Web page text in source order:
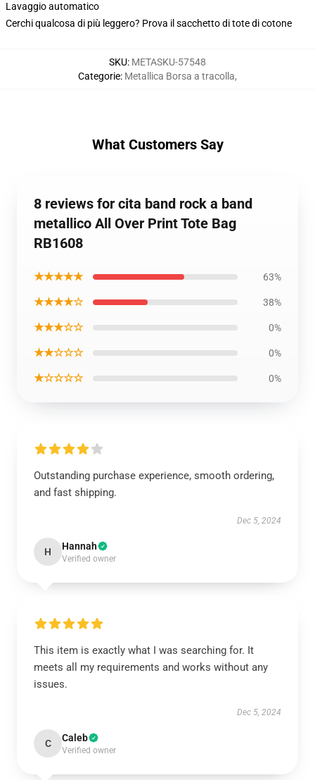
Lavaggio automatico
Cerchi qualcosa di più leggero? Prova il sacchetto di tote di cotone
SKU: METASKU-57548
Categorie: Metallica Borsa a tracolla,
What Customers Say
8 reviews for cita band rock a band
metallico All Over Print Tote Bag
RB1608
★★★★★ 63%
★★★★☆ 38%
★★★☆☆ 0%
★★☆☆☆ 0%
★☆☆☆☆ 0%
Outstanding purchase experience, smooth ordering,
and fast shipping.
Dec 5, 2024
H Hannah
Verified owner
This item is exactly what I was searching for. It
meets all my requirements and works without any
issues.
Dec 5, 2024
C Caleb
Verified owner